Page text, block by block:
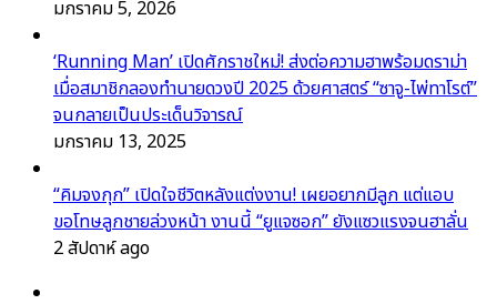
มกราคม 5, 2026
‘Running Man’ เปิดศักราชใหม่! ส่งต่อความฮาพร้อมดราม่า
เมื่อสมาชิกลองทำนายดวงปี 2025 ด้วยศาสตร์ “ซาจู-ไพ่ทาโรต์”
จนกลายเป็นประเด็นวิจารณ์
มกราคม 13, 2025
“คิมจงกุก” เปิดใจชีวิตหลังแต่งงาน! เผยอยากมีลูก แต่แอบ
ขอโทษลูกชายล่วงหน้า งานนี้ “ยูแจซอก” ยังแซวแรงจนฮาลั่น
2 สัปดาห์ ago